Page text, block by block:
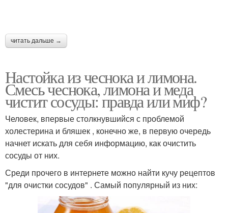
читать дальше →
Настойка из чеснока и лимона.
Смесь чеснока, лимона и меда
чистит сосуды: правда или миф?
Человек, впервые столкнувшийся с проблемой
холестерина и бляшек , конечно же, в первую очередь
начнет искать для себя информацию, как очистить
сосуды от них.
Среди прочего в интернете можно найти кучу рецептов
"для очистки сосудов" . Самый популярный из них: